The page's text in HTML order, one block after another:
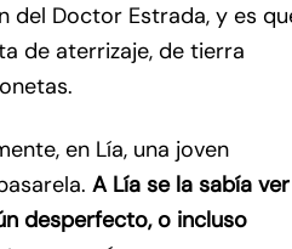
del Doctor Estrada, y es
de aterrizaje, de tierra
en Lía, una joven
A Lía se la sabía ver
desperfecto, o incluso